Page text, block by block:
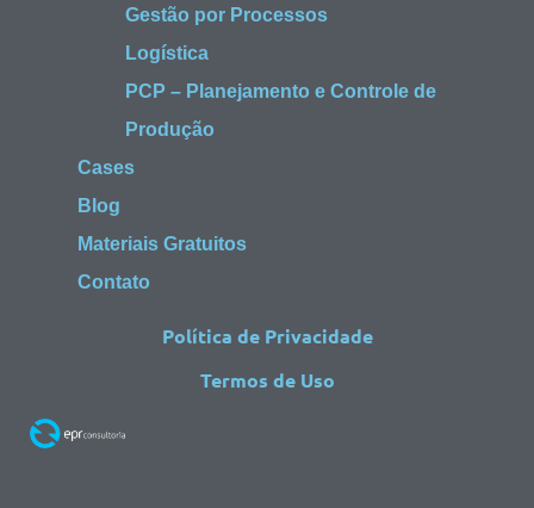
Gestão por Processos
Logística
PCP – Planejamento e Controle de
Produção
Cases
Blog
Materiais Gratuitos
Contato
Política de Privacidade
Termos de Uso